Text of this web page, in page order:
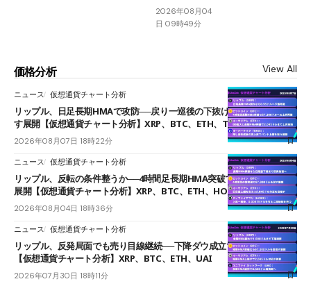
2026年08月04
日 09時49分
価格分析 View All
ニュース 仮想通貨チャート分析
リップル、日足長期HMAで攻防──戻り一巡後の下抜けで0.95ドルを試
す展開【仮想通貨チャート分析】XRP、BTC、ETH、TAKE
2026年08月07日 18時22分
ニュース 仮想通貨チャート分析
リップル、反転の条件整うか──4時間足長期HMA突破で雲下端を目指す
展開【仮想通貨チャート分析】XRP、BTC、ETH、HOME
2026年08月04日 18時36分
ニュース 仮想通貨チャート分析
リップル、反発局面でも売り目線継続──下降ダウ成立で下値追う展開
【仮想通貨チャート分析】XRP、BTC、ETH、UAI
2026年07月30日 18時11分